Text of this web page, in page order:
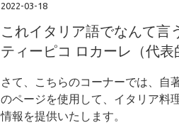
2022-03-18
これイタリア語でなんて
ティーピコ ロカーレ（代表
さて、こちらのコーナーでは、自
のページを使用して、イタリア料
情報を提供いたします。